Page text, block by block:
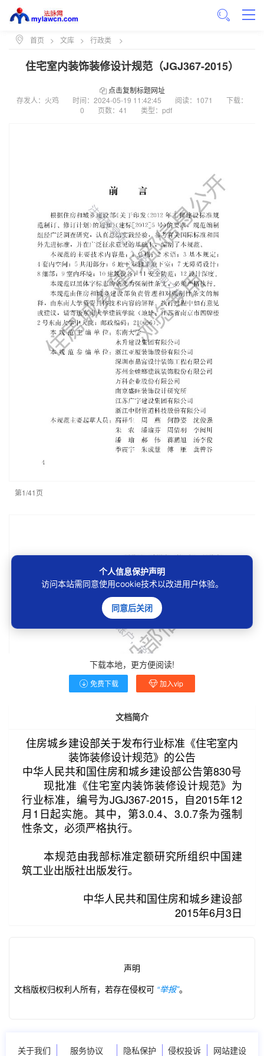
首页 > 文库 > 行政类 >
住宅室内装饰装修设计规范（JGJ367-2015）
点击复制标题网址
存发人：火鸡
时间： 2024-05-19 11:42:45 阅读：1071
下载：
0
页数：41 类型：pdf
第1/41页
下载本地，更方便阅读!
免费下载 加入vip
文档简介
住房城乡建设部关于发布行业标准《住宅室内
装饰装修设计规范》的公告
中华人民共和国住房和城乡建设部公告第830号
现批准《住宅室内装饰装修设计规范》为
行业标准，编号为JGJ367-2015，自2015年12
月1日起实施。其中，第3.0.4、3.0.7条为强制
性条文，必须严格执行。
本规范由我部标准定额研究所组织中国建
筑工业出版社出版发行。
中华人民共和国住房和城乡建设部
2015年6月3日
声明
文档版权归权利人所有，若存在侵权可 “举报”。
关于我们 服务协议 隐私保护 侵权投诉 网站建设
个人信息保护声明
访问本站需同意使用cookie技术以改进用户体验。
同意后关闭